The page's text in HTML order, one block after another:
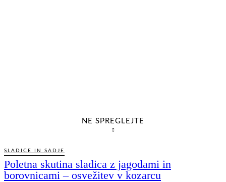
NE SPREGLEJTE
SLADICE IN SADJE
Poletna skutina sladica z jagodami in
borovnicami – osvežitev v kozarcu